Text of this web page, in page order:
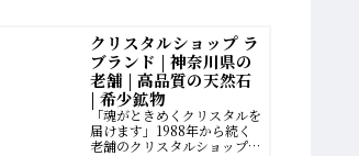
クリスタルショップ ラ
ブランド | 神奈川県の
老舗 | 高品質の天然石
| 希少鉱物
「魂がときめくクリスタルを
届けます」1988年から続く
老舗のクリスタルショップ。